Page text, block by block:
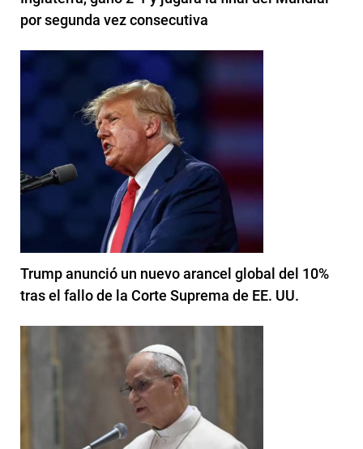
por segunda vez consecutiva
Trump anunció un nuevo arancel global del 10%
tras el fallo de la Corte Suprema de EE. UU.